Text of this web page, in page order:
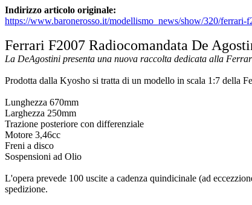
Indirizzo articolo originale:
https://www.baronerosso.it/modellismo_news/show/320/ferrari-
Ferrari F2007 Radiocomandata De
La DeAgostini presenta una nuova raccolta dedicata alla
Prodotta dalla Kyosho si tratta di un modello in scala 1:7 della
Lunghezza 670mm
Larghezza 250mm
Trazione posteriore con differenziale
Motore 3,46cc
Freni a disco
Sospensioni ad Olio
L'opera prevede 100 uscite a cadenza quindicinale (ad
spedizione.